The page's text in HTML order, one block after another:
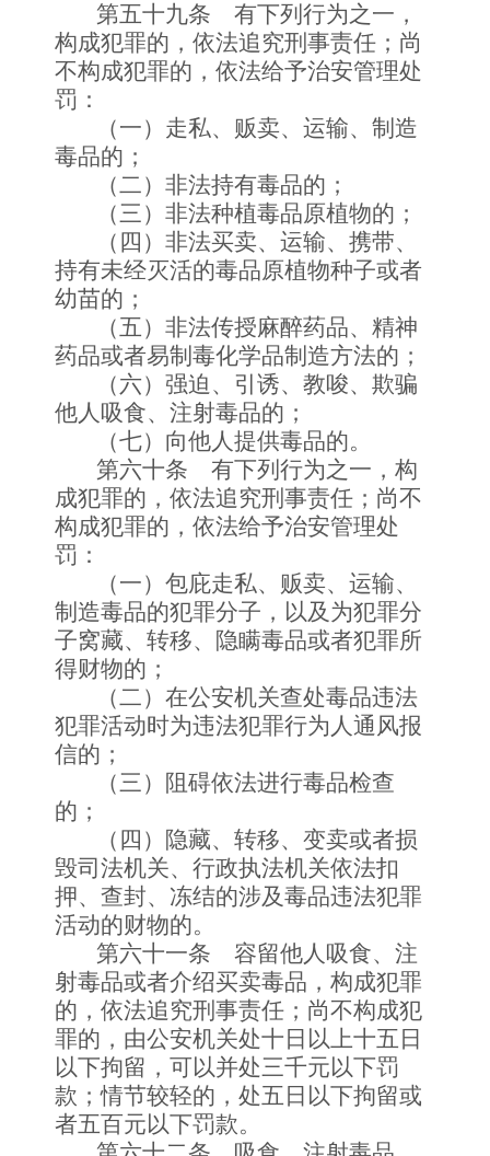
第五十九条 有下列行为之一，
构成犯罪的，依法追究刑事责任；尚
不构成犯罪的，依法给予治安管理处
罚：
（一）走私、贩卖、运输、制造
毒品的；
（二）非法持有毒品的；
（三）非法种植毒品原植物的；
（四）非法买卖、运输、携带、
持有未经灭活的毒品原植物种子或者
幼苗的；
（五）非法传授麻醉药品、精神
药品或者易制毒化学品制造方法的；
（六）强迫、引诱、教唆、欺骗
他人吸食、注射毒品的；
（七）向他人提供毒品的。
第六十条 有下列行为之一，构
成犯罪的，依法追究刑事责任；尚不
构成犯罪的，依法给予治安管理处
罚：
（一）包庇走私、贩卖、运输、
制造毒品的犯罪分子，以及为犯罪分
子窝藏、转移、隐瞒毒品或者犯罪所
得财物的；
（二）在公安机关查处毒品违法
犯罪活动时为违法犯罪行为人通风报
信的；
（三）阻碍依法进行毒品检查
的；
（四）隐藏、转移、变卖或者损
毁司法机关、行政执法机关依法扣
押、查封、冻结的涉及毒品违法犯罪
活动的财物的。
第六十一条 容留他人吸食、注
射毒品或者介绍买卖毒品，构成犯罪
的，依法追究刑事责任；尚不构成犯
罪的，由公安机关处十日以上十五日
以下拘留，可以并处三千元以下罚
款；情节较轻的，处五日以下拘留或
者五百元以下罚款。